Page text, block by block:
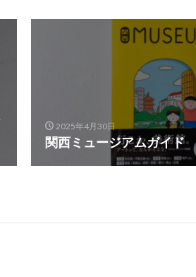
2025年4月30日
関西ミュージアムガイド